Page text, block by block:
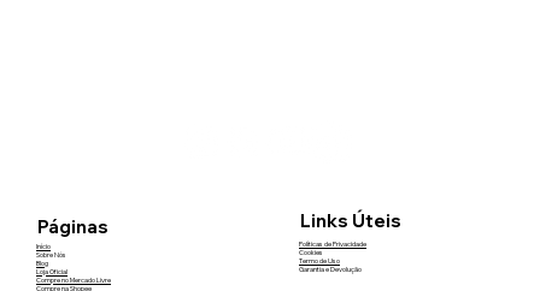
Páginas
Início
Sobre Nós
Blog
Loja Oficial
Compre no Mercado Livre
Compre na Shopee
Links Úteis
Políticas de Privacidade
Cookies
Termo de Uso
Garantia e Devolução